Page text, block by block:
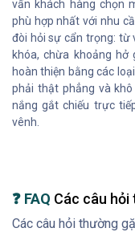
vấn khách hàng chọn
phù hợp nhất với nhu
đòi hỏi sự cẩn trọng: từ
khóa, chừa khoảng
hoàn thiện bằng các
phải thật phẳng và
nắng gắt chiếu trực
vênh.
❓ FAQ Các câu hỏi
Các câu hỏi thường